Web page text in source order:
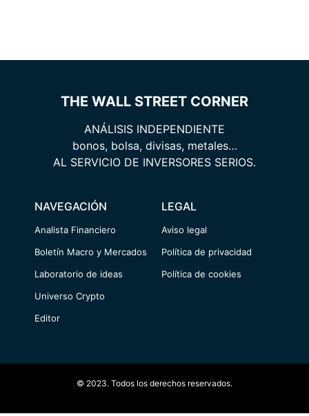
THE WALL STREET CORNER
ANÁLISIS INDEPENDIENTE
bonos, bolsa, divisas, metales…
AL SERVICIO DE INVERSORES SERIOS.
NAVEGACIÓN
Analista Financiero
Boletín Macro y Mercados
Laboratorio de ideas
Universo Crypto
Editor
LEGAL
Aviso legal
Política de privacidad
Política de cookies
© 2023. Todos los derechos reservados.